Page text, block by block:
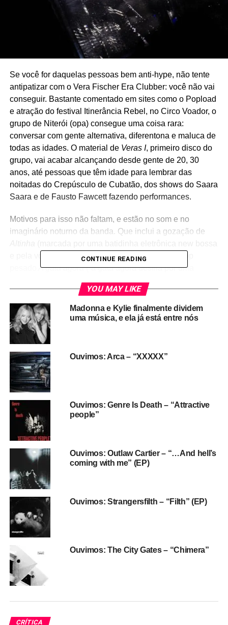
Se você for daquelas pessoas bem anti-hype, não tente
antipatizar com o Vera Fischer Era Clubber: você não vai
conseguir. Bastante comentado em sites como o Popload
e atração do festival Itinerância Rebel, no Circo Voador, o
grupo de Niterói (opa) consegue uma coisa rara:
conversar com gente alternativa, diferentona e maluca de
todas as idades. O material de Veras I, primeiro disco do
grupo, vai acabar alcançando desde gente de 20, 30
anos, até pessoas que têm idade para lembrar das
noitadas do Crepúsculo de Cubatão, dos shows do Saara
Saara e de Fausto Fawcett fazendo performances.
Motivos para isso não faltam, e estão no som e no
imaginário noturno da banda. Que inclui a gozação de
e pela voz sexy e zoeira de Crystal), pelo tecnopop
A gata agora(“a gata agora desfila por uma
passarela chamada calçada”) e pelo inacreditável
, que soa quase como uma versão junkie
da Blitz (“era uma vez uma menina chamada Ina / e sua
amiga, Coca”, e vai por aí).Fantasmasé uma bossa sexy
que vai ficando cada vez mais rápida e que tem letra
explodindo de tão louca (“eu falo com fantasmas / de
pessoas que estão vivas”, com sotaque carioca ao
extremo).
Apoie
podcast e futuros projetos) funcionando
diariamente.
Provavelmente muita gente vai enxergar traços de Letrux,
ou do Cansei de Ser Sexy, no Vera Fischer Era Clubber.
Faz sentido, mas o clima, os batidões e os vocais do-
grave-ao-agudo do grupo volta e meia lembram mesmo é
uma versão clubber da funkeira niteroiense MC Carol.
Observe só o verso “é que meu ex é um zumbi” de
Fantasmas
, ou a loucura darkwave de Lolololove u(“não
sei se foi amor / ou se foi onda de loló”). Ou a vibe de
Vera Fischer era clubber
com seu nome), uma bizarra mistura de Suicide e
Information Society, que cita nomes de musas da doideira
noturna (“Paris Hilton, Lindsay Lohan, Vera Fischer,
Britney Spears, Madonna, Courtney Love”). O final é
CONTINUE READING
YOU MAY LIKE
Madonna e Kylie finalmente dividem
uma música, e ela já está entre nós
Ouvimos: Arca – “XXXXX”
Ouvimos: Genre Is Death – “Attractive
people”
Ouvimos: Outlaw Cartier – “…And hell’s
coming with me” (EP)
Ouvimos: Strangersfilth – “Filth” (EP)
Ouvimos: The City Gates – “Chimera”
CRÍTICA